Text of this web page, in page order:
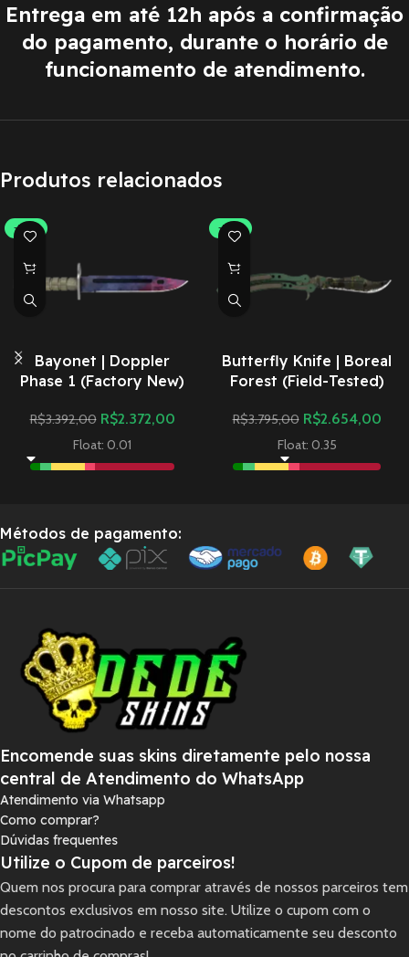
Entrega em até 12h após a confirmação
do pagamento, durante o horário de
funcionamento de atendimento.
Produtos relacionados
-30%
Bayonet | Doppler
Phase 1 (Factory New)
R$3.392,00 R$2.372,00
Float: 0.01
-30%
Butterfly Knife | Boreal
Forest (Field-Tested)
R$3.795,00 R$2.654,00
Float: 0.35
Métodos de pagamento:
Encomende suas skins diretamente pelo nossa
central de Atendimento do WhatsApp
Atendimento via Whatsapp
Como comprar?
Dúvidas frequentes
Utilize o Cupom de parceiros!
Quem nos procura para comprar através de nossos parceiros tem
descontos exclusivos em nosso site. Utilize o cupom com o
nome do patrocinado e receba automaticamente seu desconto